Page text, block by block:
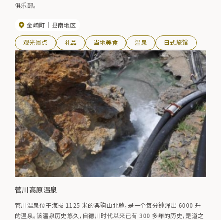
俱乐部。
金崎町 县南地区
观光景点 礼品 当地美食 温泉 日式旅馆
菅川高原温泉
菅川温泉位于海拔 1125 米的栗驹山北麓，是一个每分钟涌出 6000 升
的温泉。该温泉历史悠久，自德川时代以来已有 300 多年的历史，是道之